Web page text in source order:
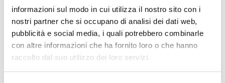
informazioni sul modo in cui utilizza il nostro sito con i
nostri partner che si occupano di analisi dei dati web,
pubblicità e social media, i quali potrebbero combinarle
con altre informazioni che ha fornito loro o che hanno
raccolto dal suo utilizzo dei loro servizi.